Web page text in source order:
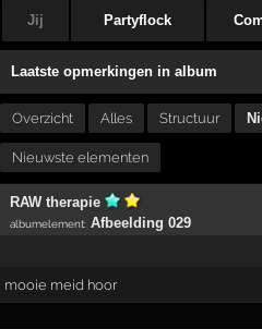
Jij Partyflock
Laatste opmerkingen in album
Overzicht Alles Structuur
Nieuwste elementen
RAW therapie
albumelement: Afbeelding 029
mooie meid hoor